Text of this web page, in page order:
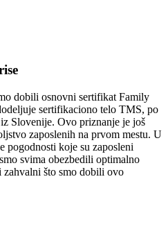
dobili osnovni sertifikat Family
sertifikaciono telo TMS, po
Slovenije. Ovo priznanje je još
zaposlenih na prvom mestu. U
pogodnosti koje su zaposleni
svima obezbedili optimalno
zahvalni što smo dobili ovo